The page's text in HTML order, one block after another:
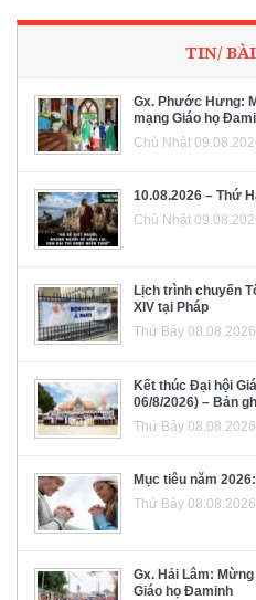
TIN/
Gx. Phước Hưng:
mạng Giáo họ
Chủ Nhật
10.08.2026 – Thứ
Chủ Nhật
Lịch trình chuyến
XIV tại Pháp
Thứ Bảy 08.08.2026
Kết thúc Đại hội
06/8/2026) – Bản
Thứ Bảy 08.08.2026
Mục tiêu năm
Thứ Bảy 08.08.2026
Gx. Hải Lâm:
Giáo họ Đaminh